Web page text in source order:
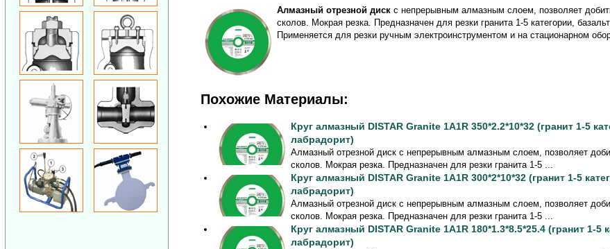
Алмазный отрезной диск с непрерывным алмазным слоем, позволяет
сколов. Мокрая резка. Предназначен для резки гранита 1-5 категории,
Применяется для резки ручным электроинструментом и на стационарном
Похожие Материалы:
Круг алмазный DISTAR Granite 1A1R 350*2.2*10*32 (гранит 1-5
лабрадорит)
Алмазный отрезной диск с непрерывным алмазным слоем, позволяет
сколов. Мокрая резка. Предназначен для резки гранита 1-5 ...
Круг алмазный DISTAR Granite 1A1R 300*2*10*32 (гранит 1-5
лабрадорит)
Алмазный отрезной диск с непрерывным алмазным слоем, позволяет
сколов. Мокрая резка. Предназначен для резки гранита 1-5 ...
Круг алмазный DISTAR Granite 1A1R 180*1.3*8.5*25.4 (гранит 1-5
лабрадорит)